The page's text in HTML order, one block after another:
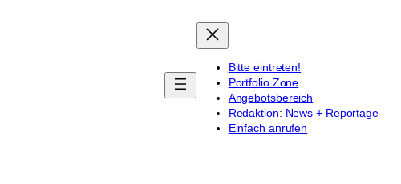
Bitte eintreten!
Portfolio Zone
Angebotsbereich
Redaktion: News + Reportage
Einfach anrufen